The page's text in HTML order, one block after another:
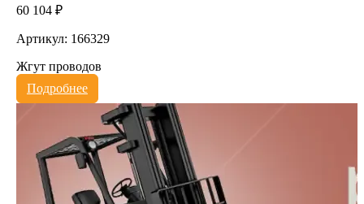
60 104 ₽
Артикул: 166329
Жгут проводов
Подробнее